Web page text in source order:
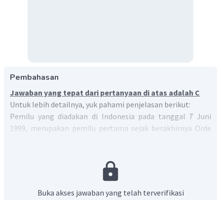
Pembahasan
Jawaban yang tepat dari pertanyaan di atas adalah C
Untuk lebih detailnya, yuk pahami penjelasan berikut:
Pemilu yang diadakan di Indonesia pada tanggal 7 Juni
1999, merupakan pemilu pertama sejak berakhirnya Orde
kursi untuk pemilihan di Dewan Perwakilan Rakyat.
Selanjutnya 38 kursi disediakan untuk angkatan bersenjata.
Buka akses jawaban yang telah terverifikasi